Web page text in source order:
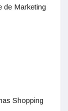
de Marketing
Shopping